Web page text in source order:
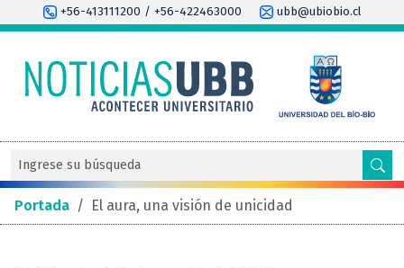
+56-413111200 / +56-422463000 ubb@ubiobio.cl
Portada / El aura, una visión de unicidad